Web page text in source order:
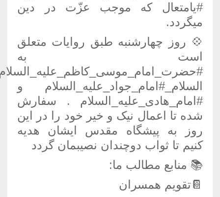
#یامتعال که موجب عزّت در دین
میگردد.
💠 ️روز چهارشنبه طبق روایات متعلق
است به
السلام_#امام_جواد_علیه_السلام و
#امام_هادی_علیه_السلام . سفارش
شده تا اعمال نیک و خیر خود را در این
روز به پیشگاه مقدس ایشان هدیه
کنیم تا ثواب دوچندان نصیبمان گردد
📚 منابع مطالب ما:
📔تقویم همسران